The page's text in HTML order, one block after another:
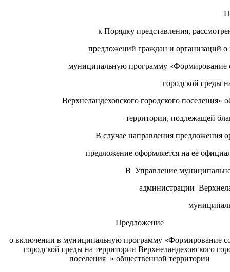
к Порядку представления,
предложений граждан и организаций
муниципальную программу «Формирование
городской среды
Верхнеландеховского городского поселения»
территории, подлежащей
В случае направления предложения
предложение оформляется на ее
В Управление
администрации
Предложение
о включении в муниципальную программу «Формирование
городской среды на территории Верхнеландеховского
поселения » общественной территории